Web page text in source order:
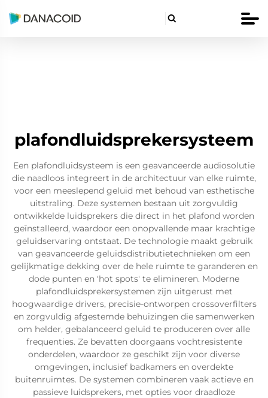

plafondluidsprekersysteem
Een plafondluidsysteem is een geavanceerde audiosolutie
die naadloos integreert in de architectuur van elke ruimte,
voor een meeslepend geluid met behoud van esthetische
uitstraling. Deze systemen bestaan uit zorgvuldig
ontwikkelde luidsprekers die direct in het plafond worden
geïnstalleerd, waardoor een onopvallende maar krachtige
geluidservaring ontstaat. De technologie maakt gebruik
van geavanceerde geluidsdistributietechnieken om een
gelijkmatige dekking over de hele ruimte te garanderen en
dode punten en 'hot spots' te elimineren. Moderne
plafondluidsprekersystemen zijn uitgerust met
hoogwaardige drivers, precisie-ontworpen crossoverfilters
en zorgvuldig afgestemde behuizingen die samenwerken
om helder, gebalanceerd geluid te produceren over alle
frequenties. Ze bevatten doorgaans vochtresistente
onderdelen, waardoor ze geschikt zijn voor diverse
omgevingen, inclusief badkamers en overdekte
buitenruimtes. De systemen combineren vaak actieve en
passieve luidsprekers, met opties voor draadloze